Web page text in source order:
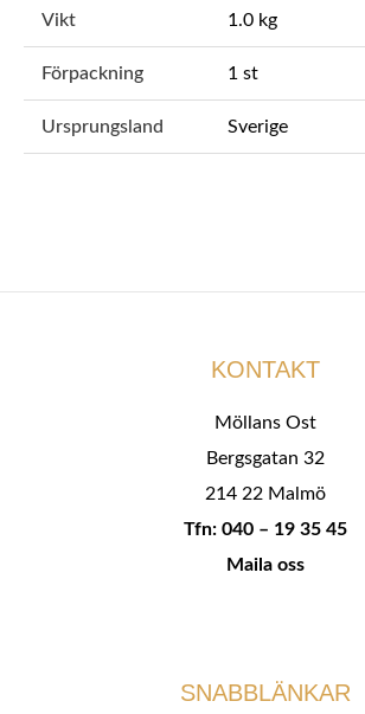
Vikt 1.0 kg
Förpackning 1 st
Ursprungsland Sverige
KONTAKT
Möllans Ost
Bergsgatan 32
214 22 Malmö
Tfn: 040 – 19 35 45
Maila oss
SNABBLÄNKAR